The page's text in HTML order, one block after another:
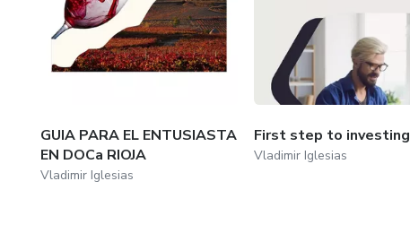
GUIA PARA EL ENTUSIASTA
EN DOCa RIOJA
Vladimir Iglesias
First step to investing
Vladimir Iglesias